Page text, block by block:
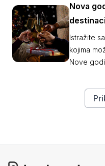
Nova
Istražite
kojima
Nove